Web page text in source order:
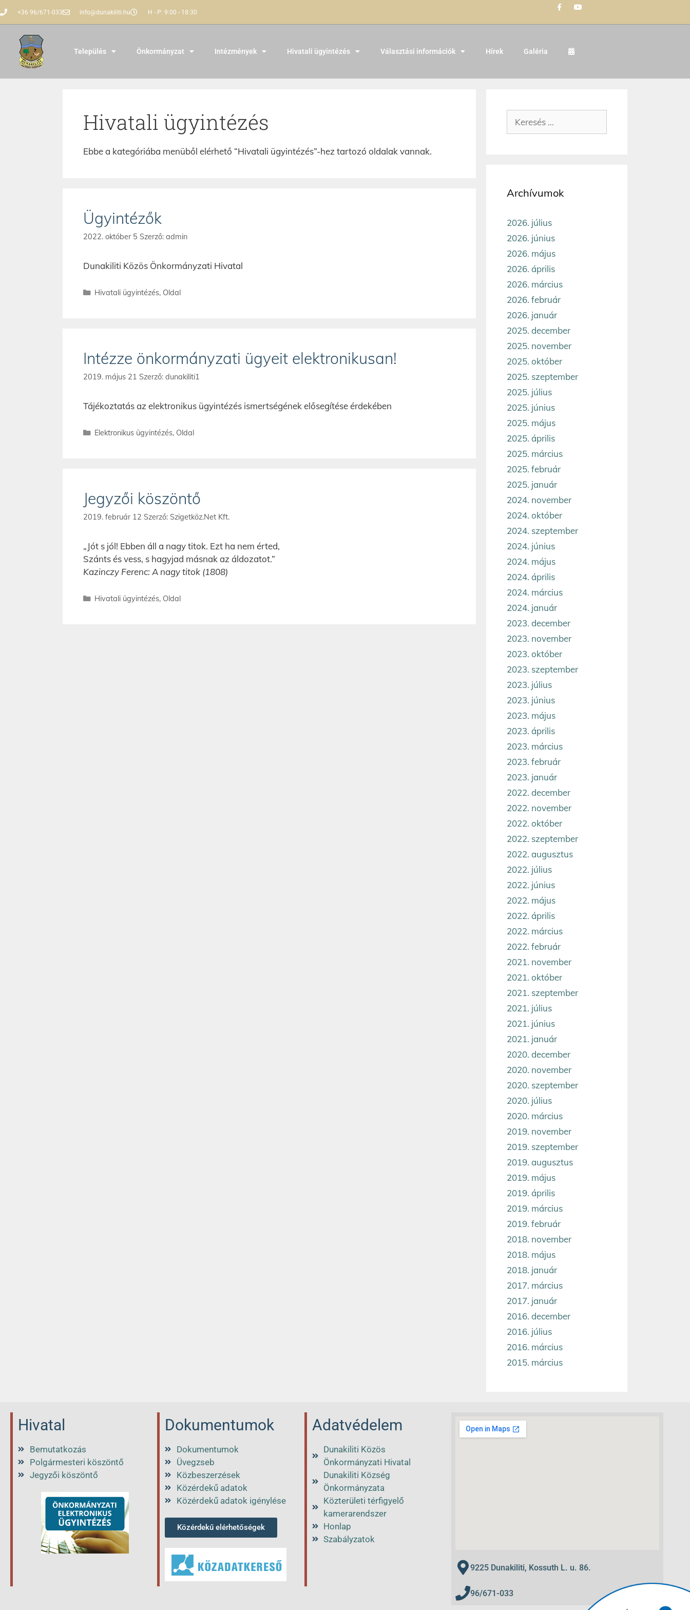
+36 96/671-033 info@dunakiliti.hu H - P: 9:00 - 18:30
Település Önkormányzat Intézmények Hivatali ügyintézés Választási információk Hírek Galéria
Hivatali ügyintézés
Ebbe a kategóriába menüből elérhető “Hivatali ügyintézés”-hez tartozó oldalak vannak.
Ügyintézők
2022. október 5 Szerző: admin
Dunakiliti Közös Önkormányzati Hivatal
Hivatali ügyintézés, Oldal
Intézze önkormányzati ügyeit elektronikusan!
2019. május 21 Szerző: dunakiliti1
Tájékoztatás az elektronikus ügyintézés ismertségének elősegítése érdekében
Elektronikus ügyintézés, Oldal
Jegyzői köszöntő
2019. február 12 Szerző: Szigetköz.Net Kft.
„Jót s jól! Ebben áll a nagy titok. Ezt ha nem érted,
Szánts és vess, s hagyjad másnak az áldozatot.”
Kazinczy Ferenc: A nagy titok (1808)
Hivatali ügyintézés, Oldal
Archívumok
2026. július
2026. június
2026. május
2026. április
2026. március
2026. február
2026. január
2025. december
2025. november
2025. október
2025. szeptember
2025. július
2025. június
2025. május
2025. április
2025. március
2025. február
2025. január
2024. november
2024. október
2024. szeptember
2024. június
2024. május
2024. április
2024. március
2024. január
2023. december
2023. november
2023. október
2023. szeptember
2023. július
2023. június
2023. május
2023. április
2023. március
2023. február
2023. január
2022. december
2022. november
2022. október
2022. szeptember
2022. augusztus
2022. július
2022. június
2022. május
2022. április
2022. március
2022. február
2021. november
2021. október
2021. szeptember
2021. július
2021. június
2021. január
2020. december
2020. november
2020. szeptember
2020. július
2020. március
2019. november
2019. szeptember
2019. augusztus
2019. május
2019. április
2019. március
2019. február
2018. november
2018. május
2018. január
2017. március
2017. január
2016. december
2016. július
2016. március
2015. március
Hivatal
Bemutatkozás
Polgármesteri köszöntő
Jegyzői köszöntő
Dokumentumok
Dokumentumok
Üvegzseb
Közbeszerzések
Közérdekű adatok
Közérdekű adatok igénylése
Közérdekű elérhetőségek
Adatvédelem
Dunakiliti Közös
Önkormányzati Hivatal
Dunakiliti Község
Önkormányzata
Közterületi térfigyelő
kamerarendszer
Honlap
Szabályzatok
9225 Dunakiliti, Kossuth L. u. 86.
96/671-033